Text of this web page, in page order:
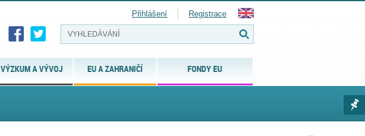
VÝZKUM A VÝVOJ EU A ZAHRANIČÍ FONDY EU
Přihlášení Registrace